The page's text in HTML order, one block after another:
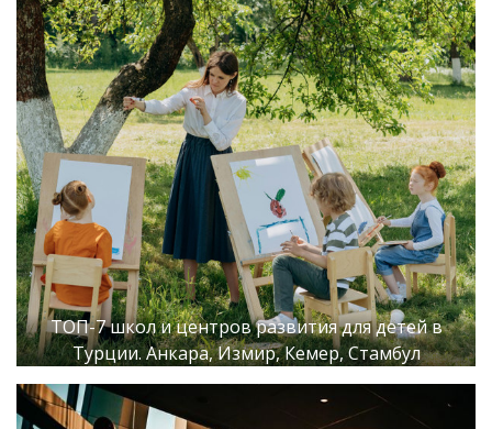
ТОП-7 школ и центров развития для детей в
Турции. Анкара, Измир, Кемер, Стамбул